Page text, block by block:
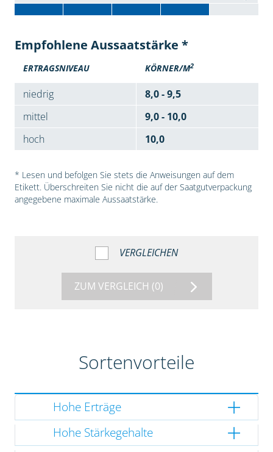
Empfohlene Aussaatstärke *
ERTRAGSNIVEAU KÖRNER/M2
niedrig
8,0 - 9,5
mittel
9,0 - 10,0
hoch
10,0
* Lesen und befolgen Sie stets die Anweisungen auf dem
Etikett. Überschreiten Sie nicht die auf der Saatgutverpackung
angegebene maximale Aussaatstärke.
VERGLEICHEN
ZUM VERGLEICH (0)
Sortenvorteile
Hohe Erträge
Hohe Stärkegehalte